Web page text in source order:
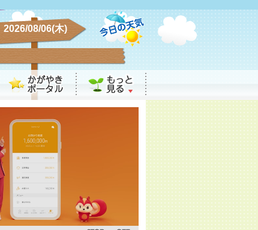
2026/08/06(木)